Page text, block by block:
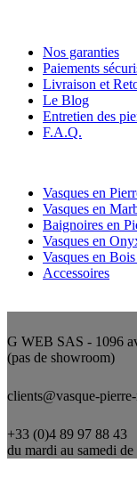
Nos garanties
Paiements
Livraison et
Le Blog
Entretien des
F.A.Q.
Vasques en
Vasques en
Baignoires en
Vasques en
Vasques en
Accessoires
G WEB SAS - 1096
(pas de showroom)
clients@vasque-
+33 (0)4 89 97 88 43
du mardi au samedi